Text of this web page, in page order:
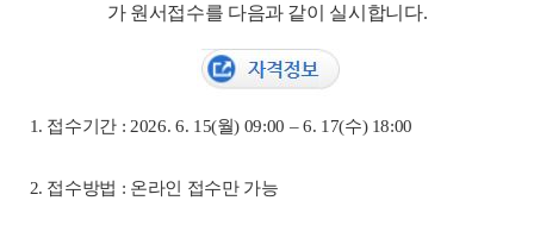
가 원서접수를 다음과 같이 실시합니다.
1. 접수기간 : 2026. 6. 15(월) 09:00 – 6. 17(수) 18:00
2. 접수방법 : 온라인 접수만 가능